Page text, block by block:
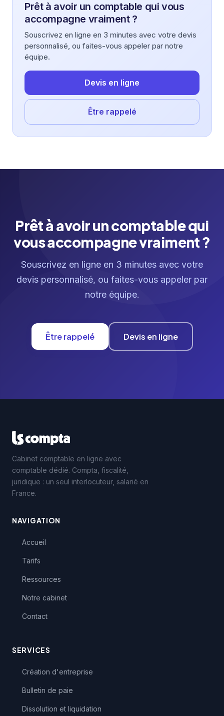
Prêt à avoir un comptable qui vous
accompagne vraiment ?
Souscrivez en ligne en 3 minutes avec votre devis
personnalisé, ou faites-vous appeler par notre
équipe.
Devis en ligne
Être rappelé
Prêt à avoir un comptable qui
vous accompagne vraiment ?
Souscrivez en ligne en 3 minutes avec votre
devis personnalisé, ou faites-vous appeler par
notre équipe.
Être rappelé Devis en ligne
Cabinet comptable en ligne avec
comptable dédié. Compta, fiscalité,
juridique : un seul interlocuteur, salarié en
France.
NAVIGATION
Accueil
Tarifs
Ressources
Notre cabinet
Contact
SERVICES
Création d'entreprise
Bulletin de paie
Dissolution et liquidation